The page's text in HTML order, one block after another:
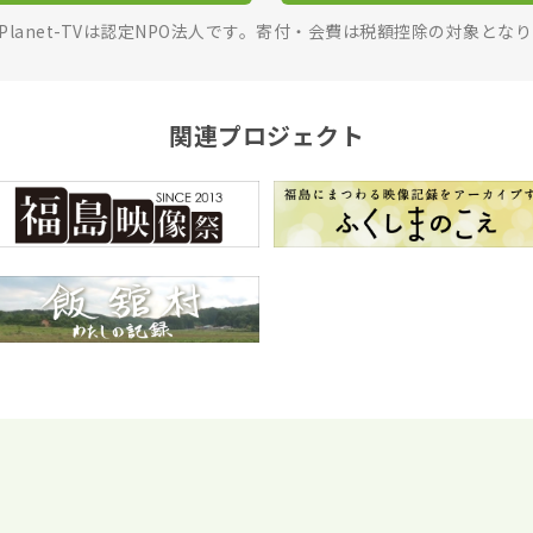
TVは認定NPO法人です。寄付・会費は税額控除の対象とな
関連プロジェクト